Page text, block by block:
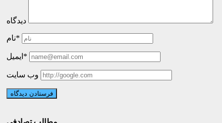
دیدگاه
نام*
ایمیل*
وب سایت